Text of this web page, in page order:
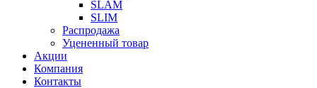
SLAM
SLIM
Распродажа
Уцененный товар
Акции
Компания
Контакты